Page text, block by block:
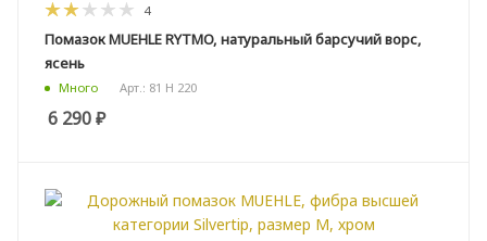
4
Помазок MUEHLE RYTMO, натуральный барсучий ворс,
ясень
Много Арт.: 81 H 220
6 290₽